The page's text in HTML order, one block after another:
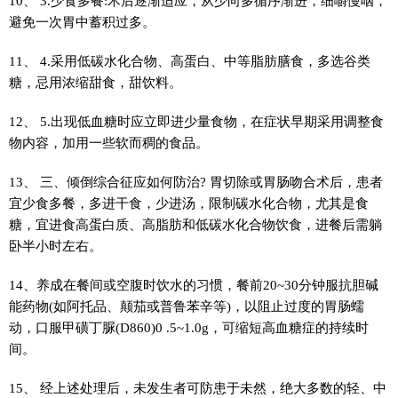
避免一次胃中蓄积过多。
11、 4.采用低碳水化合物、高蛋白、中等脂肪膳食，多选谷类
糖，忌用浓缩甜食，甜饮料。
12、 5.出现低血糖时应立即进少量食物，在症状早期采用调整食
物内容，加用一些软而稠的食品。
13、 三、倾倒综合征应如何防治? 胃切除或胃肠吻合术后，患者
宜少食多餐，多进干食，少进汤，限制碳水化合物，尤其是食
糖，宜进食高蛋白质、高脂肪和低碳水化合物饮食，进餐后需躺
卧半小时左右。
14、养成在餐间或空腹时饮水的习惯，餐前20~30分钟服抗胆碱
能药物(如阿托品、颠茄或普鲁苯辛等)，以阻止过度的胃肠蠕
动，口服甲磺丁脲(D860)0 .5~1.0g，可缩短高血糖症的持续时
间。
15、 经上述处理后，未发生者可防患于未然，绝大多数的轻、中